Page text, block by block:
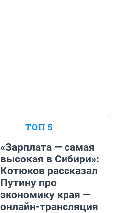
ТОП 5
«Зарплата — самая
высокая в Сибири»:
Котюков рассказал
Путину про
экономику края —
онлайн-трансляция